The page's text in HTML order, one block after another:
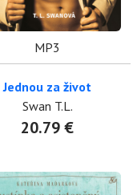
MP3
Jednou za život
Swan T.L.
20.79 €